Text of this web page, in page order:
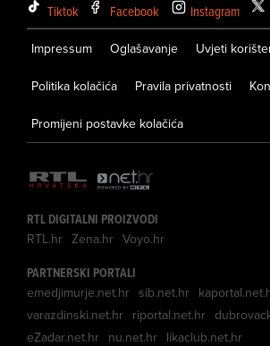
Tiktok Facebook Instagram
Impressum Oglašavanje Uvjeti
Politika kolačića Pravila privatnosti
Promijeni postavke kolačića
RTL DIGITALNI PROIZVODI
RTL.hr Zena.hr Voyo.hr
PARTNERSKI PORTALI
emedjimurje.net.hr sib.net.hr
varazdinski.net.hr riportal.net.hr
eZadar.net.hr nu.net.hr likaclub.net.hr